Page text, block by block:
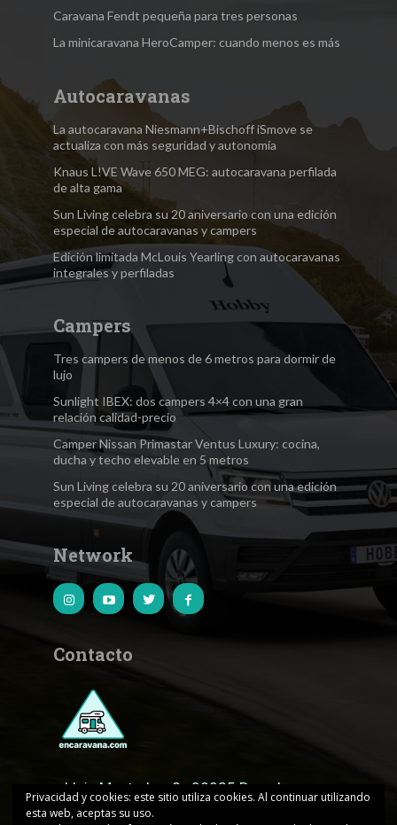
Caravana Fendt pequeña para tres personas
La minicaravana HeroCamper: cuando menos es más
Autocaravanas
La autocaravana Niesmann+Bischoff iSmove se
actualiza con más seguridad y autonomía
Knaus L!VE Wave 650 MEG: autocaravana perfilada
de alta gama
Sun Living celebra su 20 aniversario con una edición
especial de autocaravanas y campers
Edición limitada McLouis Yearling con autocaravanas
integrales y perfiladas
Campers
Tres campers de menos de 6 metros para dormir de
lujo
Sunlight IBEX: dos campers 4×4 con una gran
relación calidad-precio
Camper Nissan Primastar Ventus Luxury: cocina,
ducha y techo elevable en 5 metros
Sun Living celebra su 20 aniversario con una edición
especial de autocaravanas y campers
Network
Contacto
c.Lluis Muntadas, 8 · 08035 Barcelona
Privacidad y cookies: este sitio utiliza cookies. Al continuar utilizando
esta web, aceptas su uso.